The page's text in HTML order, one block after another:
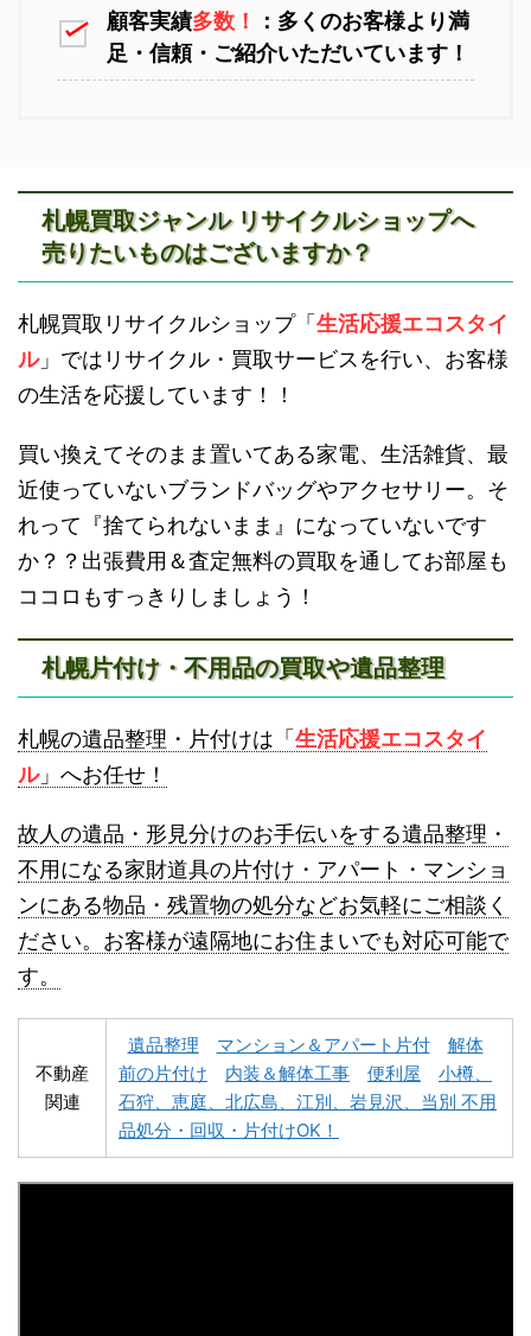
砂川不用品回収 帯広・十勝不用品回収
名寄市不用品回収 士別市不用品回収
深川市不用品回収 夕張市不用品回収
顧客実績多数！
：多くのお客様より満
足・信頼・ご紹介いただいています！
札幌買取ジャンル リサイクルショップへ
売りたいものはございますか？
札幌買取リサイクルショップ「生活応援エコスタイ
ル」ではリサイクル・買取サービスを行い、お客様
の生活を応援しています！！
買い換えてそのまま置いてある家電、生活雑貨、最
近使っていないブランドバッグやアクセサリー。そ
れって『捨てられないまま』になっていないです
か？？出張費用＆査定無料の買取を通してお部屋も
ココロもすっきりしましょう！
札幌片付け・不用品の買取や遺品整理
札幌の遺品整理・片付けは「生活応援エコスタイ
ル」へお任せ！
故人の遺品・形見分けのお手伝いをする遺品整理・
不用になる家財道具の片付け・アパート・マンショ
ンにある物品・残置物の処分などお気軽にご相談く
ださい。お客様が遠隔地にお住まいでも対応可能で
す。
不動産
関連
遺品整理 マンション＆アパート片付
解体
前の片付け
内装＆解体工事 便利屋
小樽、
石狩、恵庭、北広島、江別、岩見沢、当別 不用
品処分・回収・片付けOK！